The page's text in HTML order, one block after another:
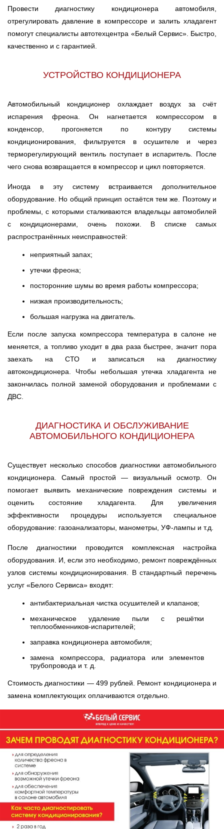
Саратов
Солнцево
Тольятти
Тула
Тюмень
Чебоксары
Челябинск
Череповец
Ярославль
Провести диагностику кондиционера автомобиля,
отрегулировать давление в компрессоре и залить хладагент
помогут специалисты автотехцентра «Белый Сервис». Быстро,
качественно и с гарантией.
УСТРОЙСТВО КОНДИЦИОНЕРА
Автомобильный кондиционер охлаждает воздух за счёт
испарения фреона. Он нагнетается компрессором в
конденсор, прогоняется по контуру системы
кондиционирования, фильтруется в осушителе и через
терморегулирующий вентиль поступает в испаритель. После
чего снова возвращается в компрессор и цикл повторяется.
Иногда в эту систему встраивается дополнительное
оборудование. Но общий принцип остаётся тем же. Поэтому и
проблемы, с которыми сталкиваются владельцы автомобилей
с кондиционерами, очень похожи. В списке самых
распространённых неисправностей:
неприятный запах;
утечки фреона;
посторонние шумы во время работы компрессора;
низкая производительность;
большая нагрузка на двигатель.
Если после запуска компрессора температура в салоне не
меняется, а топливо уходит в два раза быстрее, значит пора
заехать на СТО и записаться на диагностику
автокондиционера. Чтобы небольшая утечка хладагента не
закончилась полной заменой оборудования и проблемами с
ДВС.
ДИАГНОСТИКА И ОБСЛУЖИВАНИЕ
АВТОМОБИЛЬНОГО КОНДИЦИОНЕРА
Существует несколько способов диагностики автомобильного
кондиционера. Самый простой — визуальный осмотр. Он
помогает выявить механические повреждения системы и
оценить состояние хладагента. Для увеличения
эффективности процедуры используется специальное
оборудование: газоанализаторы, манометры, УФ-лампы и т.д.
После диагностики проводится комплексная настройка
оборудования. И, если это необходимо, ремонт повреждённых
узлов системы кондиционирования. В стандартный перечень
услуг «Белого Сервиса» входят:
антибактериальная чистка осушителей и клапанов;
механическое удаление пыли с решётки
теплообменников-испарителей;
заправка кондиционера автомобиля;
замена компрессора, радиатора или элементов
трубопровода и т. д.
Стоимость диагностики — 499 рублей. Ремонт кондиционера и
замена комплектующих оплачиваются отдельно.